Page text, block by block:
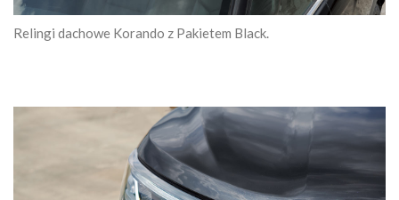
Relingi dachowe Korando z Pakietem Black.